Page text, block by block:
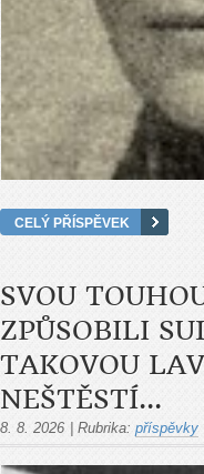
CELÝ PŘÍSPĚVEK
SVOU
ZPŮSOBILI
TAKOVOU
NEŠTĚSTÍ...
8. 8. 2026 Rubrika: příspěvky